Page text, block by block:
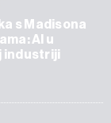
s Madisona
AI u
industriji